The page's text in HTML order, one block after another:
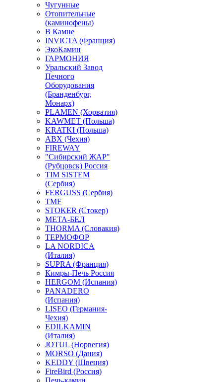
Чугунные
Отопительные
(каминофены)
В Камне
INVICTA (Франция)
ЭкоКамин
ГАРМОНИЯ
Уральский Завод
Печного
Оборудования
(Бранденбург,
Монарх)
PLAMEN (Хорватия)
KAWMET (Польша)
KRATKI (Польша)
ABX (Чехия)
FIREWAY
"Сибирский ЖАР"
(Рубцовск) Россия
TIM SISTEM
(Сербия)
FERGUSS (Сербия)
TMF
STOKER (Стокер)
МЕТА-БЕЛ
THORMA (Словакия)
ТЕРМОФОР
LA NORDICA
(Италия)
SUPRA (Франция)
Кимры-Печь Россия
HERGOM (Испания)
PANADERO
(Испания)
LISEO (Германия-
Чехия)
EDILKAMIN
(Италия)
JOTUL (Норвегия)
MORSO (Дания)
KEDDY (Швеция)
FireBird (Россия)
Печь-камин